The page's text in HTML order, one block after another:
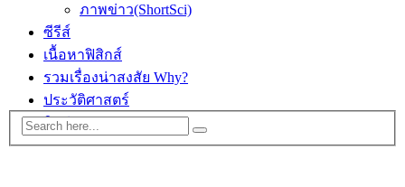
ภาพข่าว(ShortSci)
ซีรีส์
เนื้อหาฟิสิกส์
รวมเรื่องน่าสงสัย Why?
ประวัติศาสตร์
ติดต่อ